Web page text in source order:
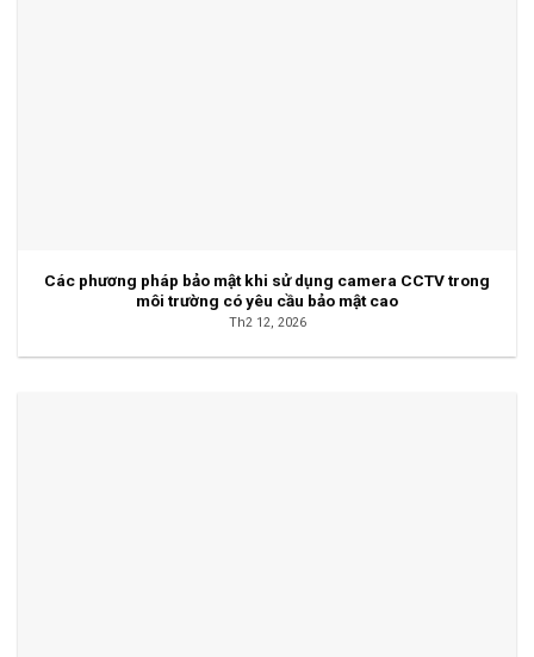
Các phương pháp bảo mật khi sử dụng camera CCTV trong
môi trường có yêu cầu bảo mật cao
Th2 12, 2026